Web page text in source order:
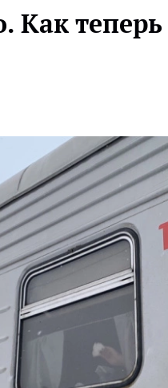
Как теперь